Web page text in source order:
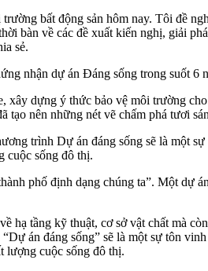
bất động sản hôm nay. Tôi đề
bàn về các đề xuất kiến nghị, giải
sẻ.
nhận dự án Đáng sống trong suốt 6
xây dựng ý thức bảo vệ môi trường
nên những nét vẽ chấm phá tươi
trình Dự án đáng sống sẽ là một
cuộc sống đô thị.
phố định dạng chúng ta”. Một dự
hạ tầng kỹ thuật, cơ sở vật chất mà
án đáng sống” sẽ là một sự tôn
lượng cuộc sống đô thị.